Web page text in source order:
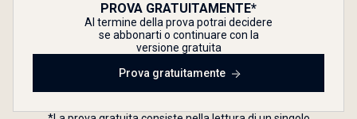
PROVA GRATUITAMENTE*
Al termine della prova potrai decidere
se abbonarti o continuare con la
versione gratuita
Prova gratuitamente